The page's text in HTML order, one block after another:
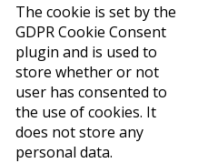
The cookie is set by the
GDPR Cookie Consent
plugin and is used to
store whether or not
user has consented to
the use of cookies. It
does not store any
personal data.